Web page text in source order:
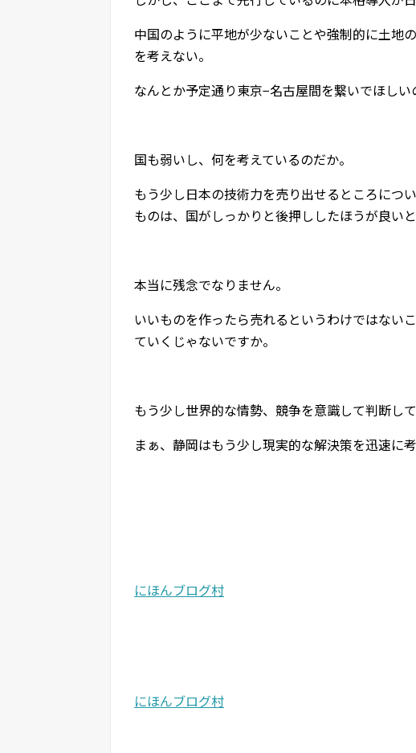
中国のように平地が少ないことや強制的に土地
を考えない。
なんとか予定通り東京−名古屋間を繋いでほしい
国も弱いし、何を考えているのだか。
もう少し日本の技術力を売り出せるところにつ
ものは、国がしっかりと後押ししたほうが良い
本当に残念でなりません。
いいものを作ったら売れるというわけではない
ていくじゃないですか。
もう少し世界的な情勢、競争を意識して判断して
まぁ、静岡はもう少し現実的な解決策を迅速に
にほんブログ村
にほんブログ村